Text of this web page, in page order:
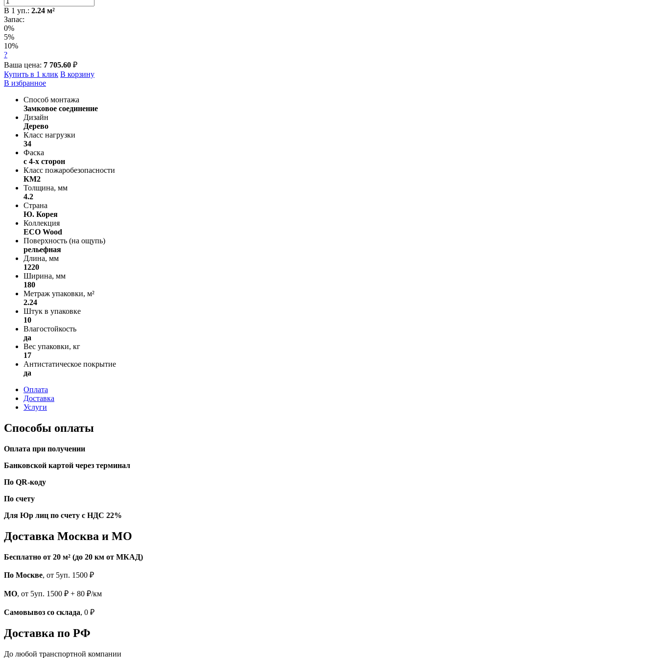
В 1 уп.: 2.24 м²
Запас:
0%
5%
10%
?
Ваша цена: 7 705.60 ₽
Купить в 1 клик В корзину
В избранное
Способ монтажа
Замковое соединение
Дизайн
Дерево
Класс нагрузки
34
Фаска
с 4-х сторон
Класс пожаробезопасности
КМ2
Толщина, мм
4.2
Страна
Ю. Корея
Коллекция
ECO Wood
Поверхность (на ощупь)
рельефная
Длина, мм
1220
Ширина, мм
180
Метраж упаковки, м²
2.24
Штук в упаковке
10
Влагостойкость
да
Вес упаковки, кг
17
Антистатическое покрытие
да
Оплата
Доставка
Услуги
Способы оплаты
Оплата при получении
Банковской картой через терминал
По QR-коду
По счету
Для Юр лиц по счету с НДС 22%
Доставка Москва и МО
Бесплатно от 20 м² (до 20 км от МКАД)
По Москве, от 5уп. 1500 ₽
МО, от 5уп. 1500 ₽ + 80 ₽/км
Самовывоз со склада, 0 ₽
Доставка по РФ
До любой транспортной компании